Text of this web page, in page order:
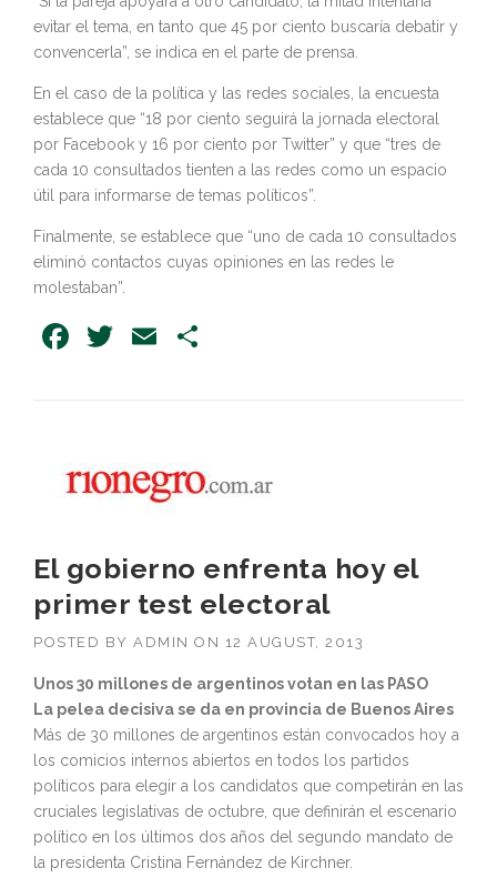
evitar el tema, en tanto que 45 por ciento buscaría debatir y
convencerla”, se indica en el parte de prensa.
En el caso de la política y las redes sociales, la encuesta
establece que “18 por ciento seguirá la jornada electoral
por Facebook y 16 por ciento por Twitter” y que “tres de
cada 10 consultados tienten a las redes como un espacio
útil para informarse de temas políticos”.
Finalmente, se establece que “uno de cada 10 consultados
eliminó contactos cuyas opiniones en las redes le
molestaban”.
Facebook
Twitter
Email
El gobierno enfrenta hoy el
primer test electoral
POSTED BY ADMIN ON 12 AUGUST, 2013
Unos 30 millones de argentinos votan en las PASO
La pelea decisiva se da en provincia de Buenos Aires
Más de 30 millones de argentinos están convocados hoy a
los comicios internos abiertos en todos los partidos
políticos para elegir a los candidatos que competirán en las
cruciales legislativas de octubre, que definirán el escenario
político en los últimos dos años del segundo mandato de
la presidenta Cristina Fernández de Kirchner.